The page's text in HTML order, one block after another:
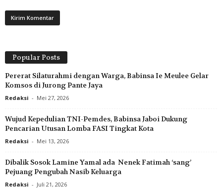
Popular Posts
Pererat Silaturahmi dengan Warga, Babinsa Ie Meulee Gelar
Komsos di Jurong Pante Jaya
Redaksi - Mei 27, 2026
Wujud Kepedulian TNI-Pemdes, Babinsa Jaboi Dukung
Pencarian Utusan Lomba FASI Tingkat Kota
Redaksi - Mei 13, 2026
Dibalik Sosok Lamine Yamal ada Nenek Fatimah ‘sang’
Pejuang Pengubah Nasib Keluarga
Redaksi - Juli 21, 2026